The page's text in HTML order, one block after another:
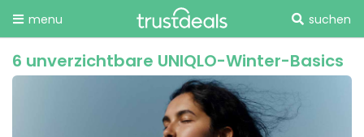
menu suchen
6 unverzichtbare UNIQLO-Winter-Basics